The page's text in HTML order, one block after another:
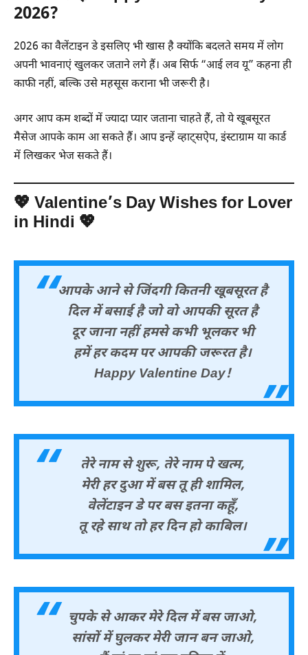
2026?
2026 का वैलेंटाइन डे इसलिए भी खास है क्योंकि बदलते समय में लोग
अपनी भावनाएं खुलकर जताने लगे हैं। अब सिर्फ “आई लव यू” कहना ही
काफी नहीं, बल्कि उसे महसूस कराना भी जरूरी है।
अगर आप कम शब्दों में ज्यादा प्यार जताना चाहते हैं, तो ये खूबसूरत
मैसेज आपके काम आ सकते हैं। आप इन्हें व्हाट्सऐप, इंस्टाग्राम या कार्ड
में लिखकर भेज सकते हैं।
💖 Valentine’s Day Wishes for Lover
in Hindi 💖
आपके आने से जिंदगी कितनी खूबसूरत है
दिल में बसाई है जो वो आपकी सूरत है
दूर जाना नहीं हमसे कभी भूलकर भी
हमें हर कदम पर आपकी जरूरत है।
Happy Valentine Day!
तेरे नाम से शुरू, तेरे नाम पे खत्म,
मेरी हर दुआ में बस तू ही शामिल,
वेलेंटाइन डे पर बस इतना कहूँ,
तू रहे साथ तो हर दिन हो काबिल।
चुपके से आकर मेरे दिल में बस जाओ,
सांसों में घुलकर मेरी जान बन जाओ,